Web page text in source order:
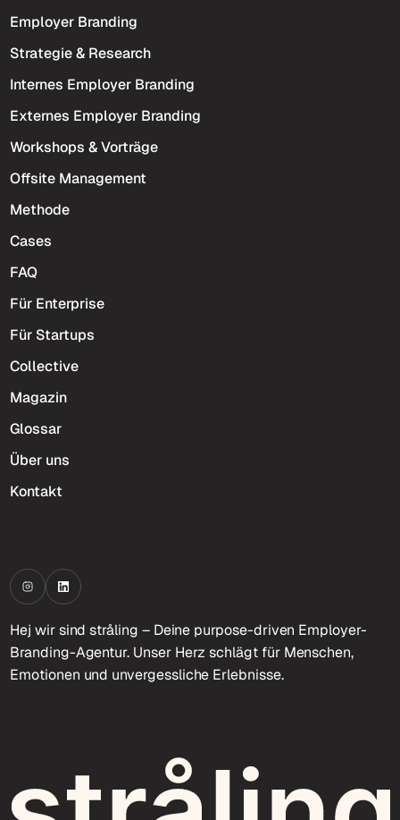
Employer Branding
Strategie & Research
Internes Employer Branding
Externes Employer Branding
Workshops & Vorträge
Offsite Management
Methode
Cases
FAQ
Für Enterprise
Für Startups
Collective
Magazin
Glossar
Über uns
Kontakt
Hej wir sind stråling – Deine purpose-driven Employer-
Branding-Agentur. Unser Herz schlägt für Menschen,
Emotionen und unvergessliche Erlebnisse.